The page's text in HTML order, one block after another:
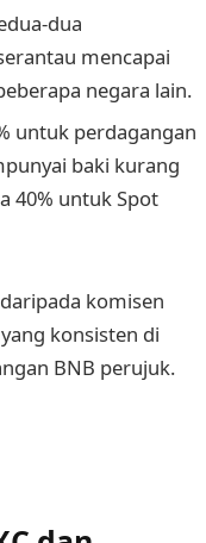
dua
mencapai
negara lain.
untuk perdagangan
baki kurang
40% untuk Spot
komisen
konsisten di
BNB perujuk.